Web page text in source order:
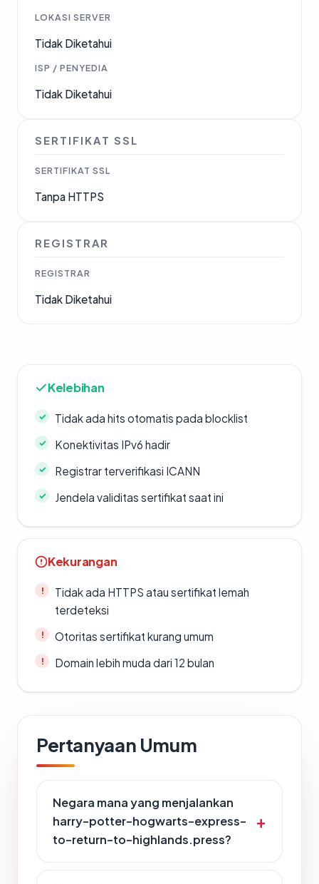
LOKASI SERVER
Tidak Diketahui
ISP / PENYEDIA
Tidak Diketahui
SERTIFIKAT SSL
SERTIFIKAT SSL
Tanpa HTTPS
REGISTRAR
REGISTRAR
Tidak Diketahui
Kelebihan
Tidak ada hits otomatis pada blocklist
Konektivitas IPv6 hadir
Registrar terverifikasi ICANN
Jendela validitas sertifikat saat ini
Kekurangan
Tidak ada HTTPS atau sertifikat lemah
terdeteksi
Otoritas sertifikat kurang umum
Domain lebih muda dari 12 bulan
Pertanyaan Umum
Negara mana yang menjalankan
harry-potter-hogwarts-express-
to-return-to-highlands.press?